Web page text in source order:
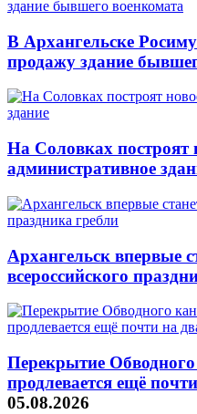
В Архангельске
продажу здание
На Соловках построят
административное
Архангельск впервые
всероссийского
Перекрытие
продлевается ещё
05.08.2026